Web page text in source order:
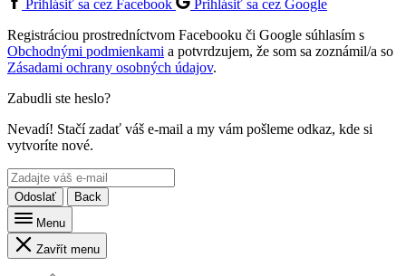
Prihlásiť sa cez Facebook
Prihlásiť sa cez Google
Registráciou prostredníctvom Facebooku či Google súhlasím s
Obchodnými podmienkami a potvrdzujem, že som sa zoznámil/a so
Zásadami ochrany osobných údajov.
Zabudli ste heslo?
Nevadí! Stačí zadať váš e-mail a my vám pošleme odkaz, kde si
vytvoríte nové.
Odoslať
Back
Menu
Zavřít menu